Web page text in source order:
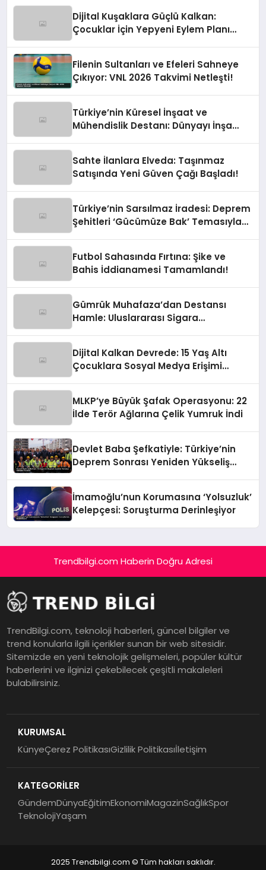
Dijital Kuşaklara Güçlü Kalkan:
Çocuklar İçin Yepyeni Eylem Planı
Filenin Sultanları ve Efeleri Sahneye
Çıkıyor: VNL 2026 Takvimi Netleşti!
Türkiye’nin Küresel İnşaat ve
Mühendislik Destanı: Dünyayı İnşa
Sahte İlanlara Elveda: Taşınmaz
Satışında Yeni Güven Çağı Başladı!
Türkiye’nin Sarsılmaz İradesi: Deprem
Şehitleri ‘Gücümüze Bak’ Temasıyla
Futbol Sahasında Fırtına: Şike ve
Bahis İddianamesi Tamamlandı!
Gümrük Muhafaza’dan Destansı
Hamle: Uluslararası Sigara
Dijital Kalkan Devrede: 15 Yaş Altı
Çocuklara Sosyal Medya Erişimi
MLKP’ye Büyük Şafak Operasyonu: 22
İlde Terör Ağlarına Çelik Yumruk İndi
Devlet Baba Şefkatiyle: Türkiye’nin
Deprem Sonrası Yeniden Yükseliş
İmamoğlu’nun Korumasına ‘Yolsuzluk’
Kelepçesi: Soruşturma Derinleşiyor
Trendbilgi.com Haberin Doğru Adresi
TrendBilgi.com, teknoloji haberleri, güncel bilgiler ve
trend konularla ilgili içerikler sunan bir web sitesidir.
Sitemizde en yeni teknolojik gelişmeleri, popüler kültür
haberlerini ve ilginizi çekebilecek çeşitli makaleleri
bulabilirsiniz.
KURUMSAL
KünyeÇerez PolitikasıGizlilik Politikasıİletişim
KATEGORİLER
GündemDünyaEğitimEkonomiMagazinSağlıkSpor
TeknolojiYaşam
2025 Trendbilgi.com © Tüm hakları saklıdır.